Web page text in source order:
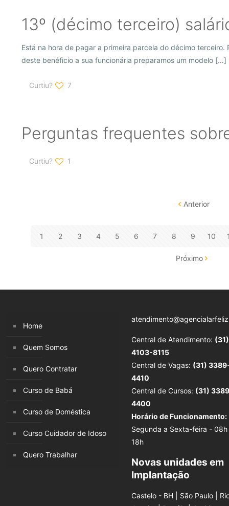
13º (décimo terceiro)
Está na hora de pagar a primeira parcela do décimo
deste benéficio a sua funcionária preparamos um modelo […]
Curtiu? 7
Perguntas frequentes
Curtiu? 1
Anterior
1 2 3 4 5 6 7 8 9 10
Próximo
Home
Quem Somos
Quero Contratar
Curso de Babá
Curso de Doméstica
Curso Cuidador de Idoso
Quero Trabalhar
Central de Atendimento: (31)
4103-8115
Central de Vagas: (31)
4410
Central de Cursos: (31)
4400
Horário de Funcionamento:
Segunda a Sexta-feira - 08h
18h
Novas unidades em
Implantação
Castelo - BH | São Paulo |